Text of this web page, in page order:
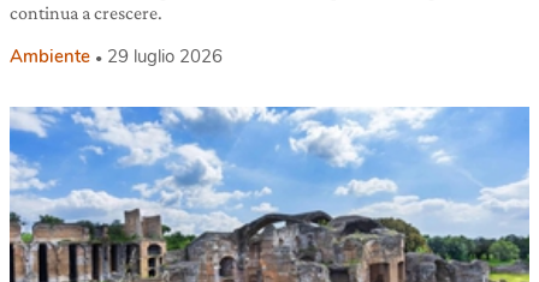
continua a crescere.
Ambiente 29 luglio 2026